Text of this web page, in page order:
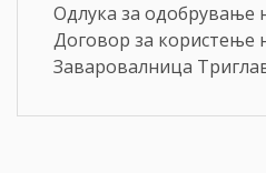
Одлука за одобрување
Договор за користење
Заваровалница